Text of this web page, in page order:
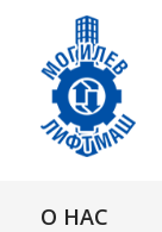
О НАС